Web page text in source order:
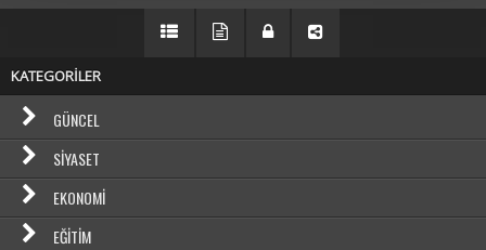
KATEGORİLER
GÜNCEL
SIYASET
EKONOMI
EĞITIM